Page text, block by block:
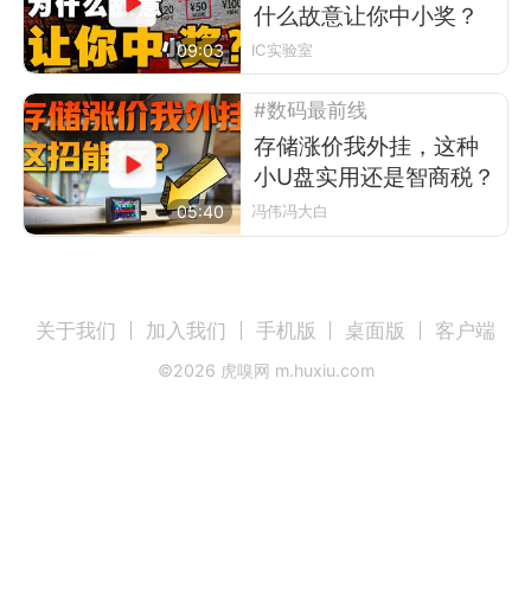
09:03
什么故意让你中小奖？
IC实验室
05:40
#数码最前线
存储涨价我外挂，这种
小U盘实用还是智商税？
冯伟冯大白
关于我们 加入我们 手机版 桌面版 客户端
©2026 虎嗅网 m.huxiu.com